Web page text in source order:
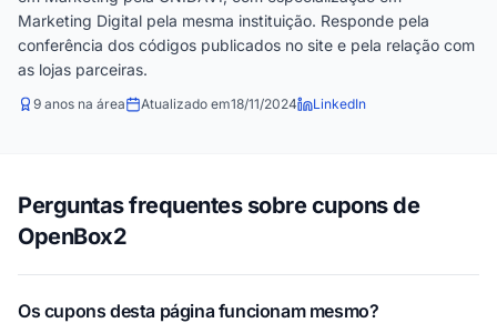
Marketing Digital pela mesma instituição. Responde pela
conferência dos códigos publicados no site e pela relação com
as lojas parceiras.
9 anos na área Atualizado em18/11/2024 LinkedIn
Perguntas frequentes sobre cupons de
OpenBox2
Os cupons desta página funcionam mesmo?